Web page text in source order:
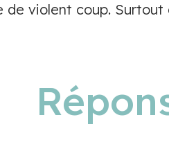
de violent coup.